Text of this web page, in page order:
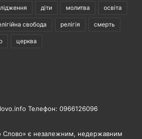
діти молитва освіта
свобода релігія смерть
церква
Телефон: 0966126096
Слово» є незалежним, недержавним